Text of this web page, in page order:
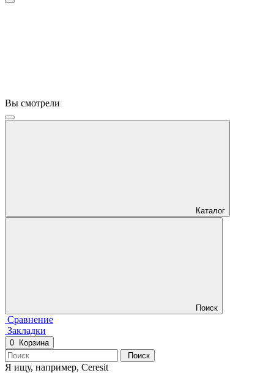
Вы смотрели
Каталог
Поиск
Сравнение
Закладки
0
Корзина
Поиск
Я ищу, например, Ceresit